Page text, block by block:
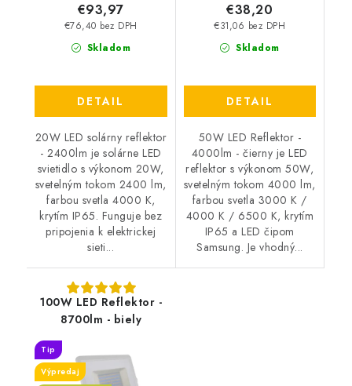
Skladom
€76,40 bez DPH
€93,97
DETAIL
20W LED solárny reflektor
- 2400lm je solárne LED
svietidlo s výkonom 20W,
svetelným tokom 2400 lm,
farbou svetla 4000 K,
krytím IP65. Funguje bez
pripojenia k elektrickej
sieti...
Skladom
€31,06 bez DPH
€38,20
DETAIL
50W LED Reflektor -
4000lm - čierny je LED
reflektor s výkonom 50W,
svetelným tokom 4000 lm,
farbou svetla 3000 K /
4000 K / 6500 K, krytím
IP65 a LED čipom
Samsung. Je vhodný...
100W LED Reflektor -
8700lm - biely
Tip
Výpredaj